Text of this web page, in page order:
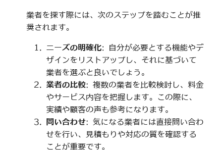
業者を探す際には、次のステップを踏むことが推
奨されます。
ニーズの明確化: 自分が必要とする機能やデ
ザインをリストアップし、それに基づいて
業者を選ぶと良いでしょう。
業者の比較: 複数の業者を比較検討し、料金
やサービス内容を把握します。この際に、
実績や顧客の声も参考になります。
問い合わせ: 気になる業者には直接問い合わ
せを行い、見積もりや対応の質を確認する
ことが重要です。